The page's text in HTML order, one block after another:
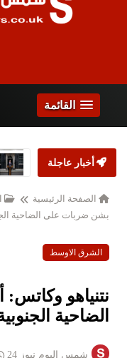
القائمة
أخبار عاجلة
الصفحة الرئيسية
بشن ضربات على الضاحية
الشرق الاوسط
نتنياهو
الضاحية
شمس اليوم نيوز 24